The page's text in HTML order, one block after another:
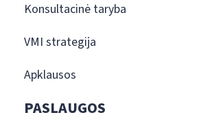
Konsultacinė taryba
VMI strategija
Apklausos
PASLAUGOS